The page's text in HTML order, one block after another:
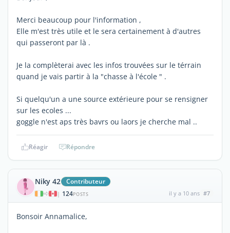
Merci beaucoup pour l'information ,
Elle m'est très utile et le sera certainement à d'autres
qui passeront par là .
Je la complèterai avec les infos trouvées sur le térrain
quand je vais partir à la "chasse à l'école " .
Si quelqu'un a une source extérieure pour se rensigner
sur les ecoles ...
goggle n'est aps très bavrs ou laors je cherche mal ..
Réagir Répondre
Niky 42 Contributeur
| 124POSTS il y a 10 ans #7
Bonsoir Annamalice,